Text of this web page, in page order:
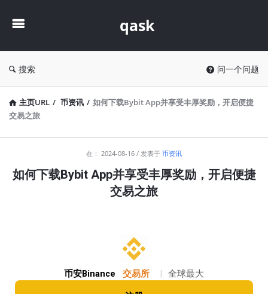
qask
搜索 问一个问题
主页URL / 币资讯 / 如何下载Bybit App并享受丰厚奖励，开启便捷
交易之旅
最
在： 2024-08-16 发表于 币资讯
如何下载Bybit App并享受丰厚奖励，开启便捷
交易之旅
币安Binance 交易所 全球最大